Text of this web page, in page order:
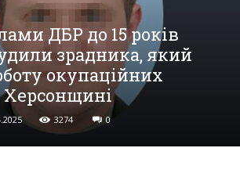
ДБР до 15 років
зрадника, який
окупаційних
Херсонщині
3274 0